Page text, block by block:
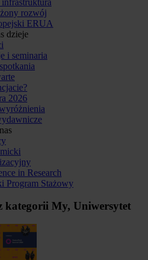
rozwój
ERUA
dzieje
i seminaria
2026
in Research
Program Stażowy
kategorii My, Uniwersytet